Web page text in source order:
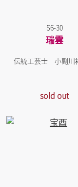
S6-30
瑞雲
伝統工芸士 小副川
sold out